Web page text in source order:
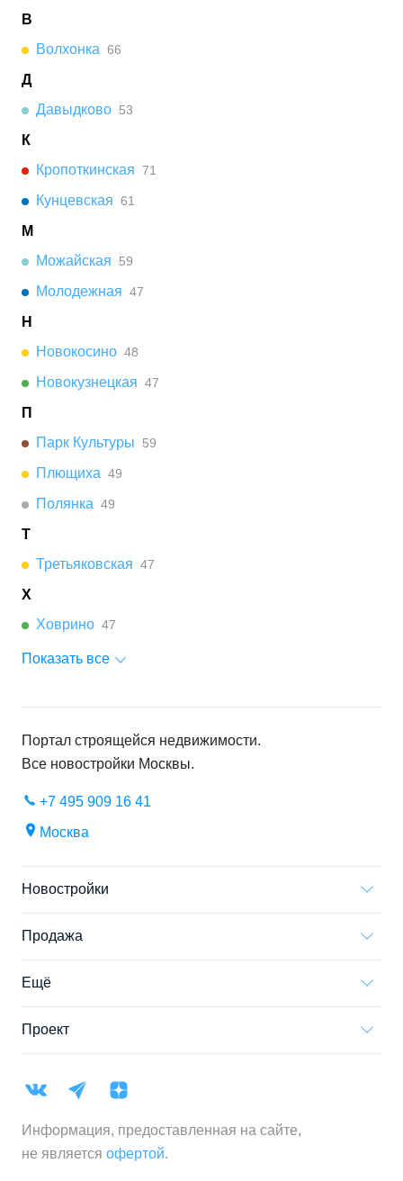
В
Волхонка 66
Д
Давыдково 53
К
Кропоткинская 71
Кунцевская 61
М
Можайская
59
Молодежная 47
Н
Новокосино 48
Новокузнецкая 47
П
Парк Культуры
59
Плющиха 49
Полянка 49
Т
Третьяковская 47
Х
Ховрино 47
Показать все
Портал строящейся недвижимости.
Все новостройки Москвы.
+7 495 909 16 41
Москва
Новостройки
Продажа
Ещё
Проект
Информация, предоставленная на сайте,
не является офертой.